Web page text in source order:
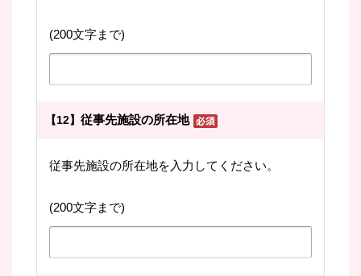
(200文字まで)
【12】 従事先施設の所在地
従事先施設の所在地を入力してください。
(200文字まで)